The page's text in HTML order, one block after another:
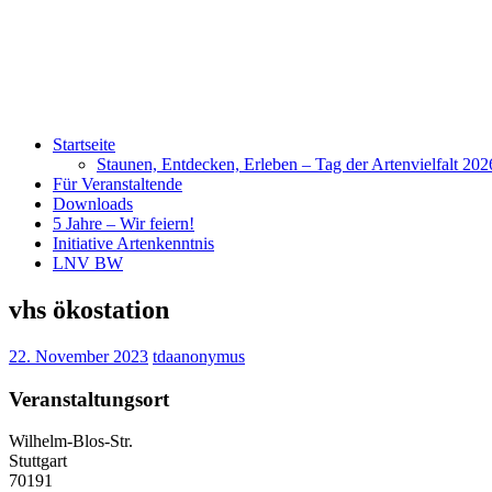
Startseite
Staunen, Entdecken, Erleben – Tag der Artenvielfalt
Für Veranstaltende
Downloads
5 Jahre – Wir feiern!
Initiative Artenkenntnis
LNV BW
vhs ökostation
22. November 2023 tdaanonymus
Veranstaltungsort
Wilhelm-Blos-Str.
Stuttgart
70191